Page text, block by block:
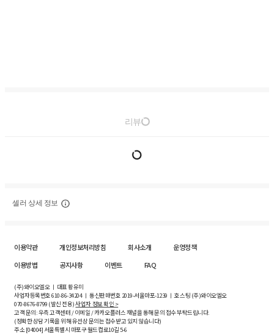
리뷰
셀러 상세 정보
이용약관 개인정보처리방침 회사소개
운영정책
이용방법
공지사항 이벤트 FAQ
(주)와이오엘오 ㅣ 대표 황유미
사업자등록번호610-86-34204ㅣ 통신판매번호 2019-서울마포-1239 ㅣ 호스팅 (주)와이오엘오
070-8676-8799 (발신 전용)사업자 정보 확인 >
고객 문의: 우측 고객센터 / 이메일 / 카카오플러스 채널을 통해 문의 접수 부탁드립니다.
(정확한 상담 기록을 위해 유선상 문의는 접수받고 있지 않습니다)
주소 [04004] 서울특별시 마포구 월드컵로10길5-6